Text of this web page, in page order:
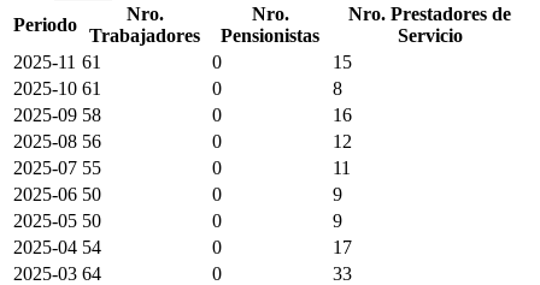
Periodo
Nro.
Trabajadores
Nro.
Pensionistas
Nro. Prestadores de
Servicio
2025-11 61 0
15
2025-10 61 0
8
2025-09 58 0
16
2025-08 56 0
12
2025-07 55 0
11
2025-06 50 0
9
2025-05 50 0
9
2025-04 54 0
17
2025-03 64 0
33